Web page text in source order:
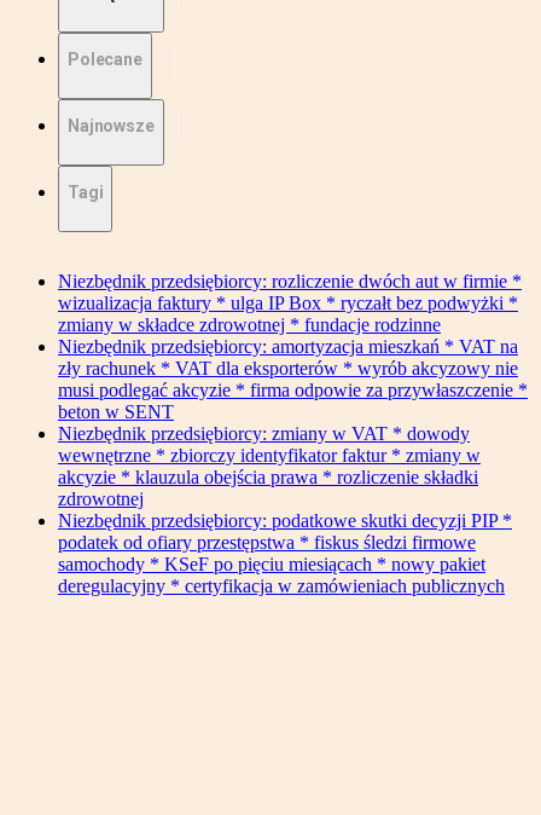
Polecane
Najnowsze
Tagi
Niezbędnik przedsiębiorcy: rozliczenie dwóch aut w firmie *
wizualizacja faktury * ulga IP Box * ryczałt bez podwyżki *
zmiany w składce zdrowotnej * fundacje rodzinne
Niezbędnik przedsiębiorcy: amortyzacja mieszkań * VAT na
zły rachunek * VAT dla eksporterów * wyrób akcyzowy nie
musi podlegać akcyzie * firma odpowie za przywłaszczenie *
beton w SENT
Niezbędnik przedsiębiorcy: zmiany w VAT * dowody
wewnętrzne * zbiorczy identyfikator faktur * zmiany w
akcyzie * klauzula obejścia prawa * rozliczenie składki
zdrowotnej
Niezbędnik przedsiębiorcy: podatkowe skutki decyzji PIP *
podatek od ofiary przestępstwa * fiskus śledzi firmowe
samochody * KSeF po pięciu miesiącach * nowy pakiet
deregulacyjny * certyfikacja w zamówieniach publicznych